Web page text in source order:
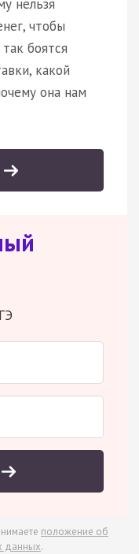
нельзя
чтобы
боятся
какой
она нам
положение об
данных.